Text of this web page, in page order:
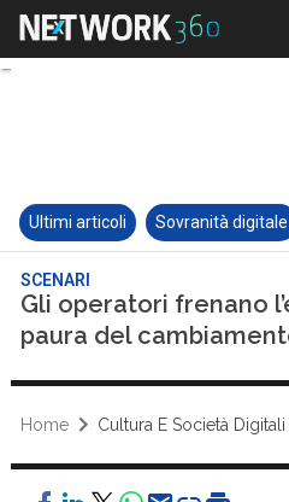
Ultimi articoli Sovranità digitale
SCENARI
Gli operatori frenano
paura del
Home Cultura E Società Digitali